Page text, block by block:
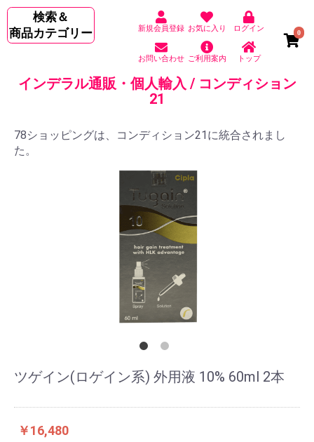
検索＆
商品カテゴリー
新規会員登録 お気に入り ログイン
お問い合わせ ご利用案内 トップ
0
インデラル通販・個人輸入 / コンディション
21
78ショッピングは、コンディション21に統合されまし
た。
ツゲイン(ロゲイン系) 外用液 10% 60ml 2本
￥16,480